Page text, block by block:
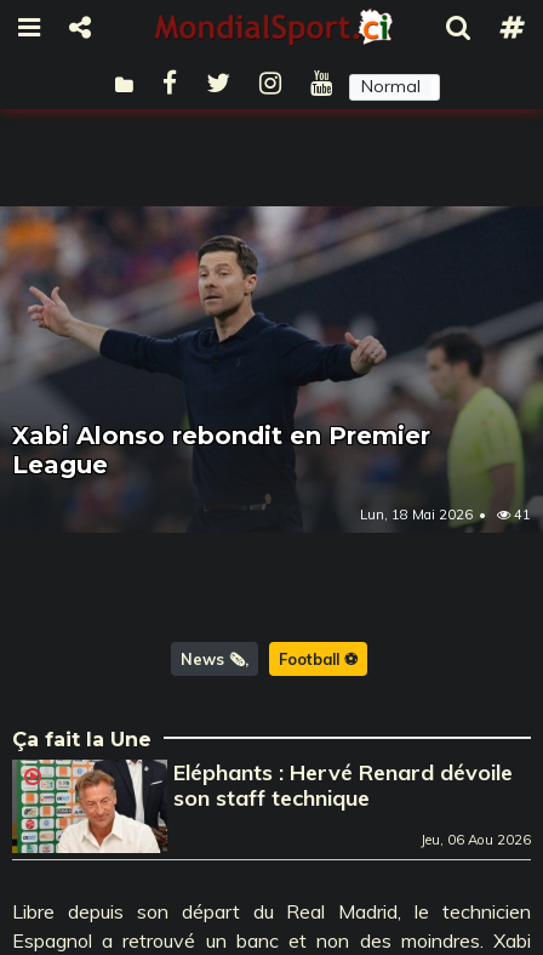
Normal
Xabi Alonso rebondit en Premier
League
Lun, 18 Mai 2026 41
News 🗞️ Football ⚽️
Ça fait la Une
Eléphants : Hervé Renard dévoile
son staff technique
Jeu, 06 Aou 2026
Libre depuis son départ du Real Madrid, le technicien
Espagnol a retrouvé un banc et non des moindres. Xabi